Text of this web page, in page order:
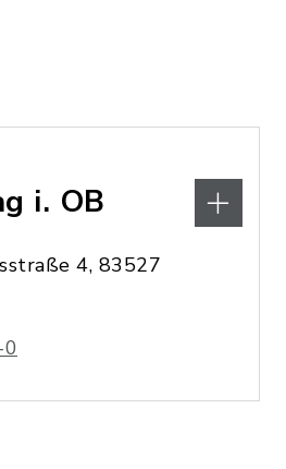
i. OB
4, 83527